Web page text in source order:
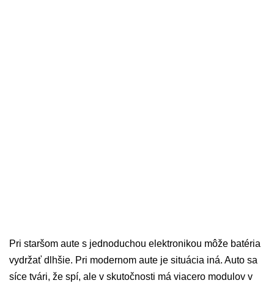
Pri staršom aute s jednoduchou elektronikou môže batéria
vydržať dlhšie. Pri modernom aute je situácia iná. Auto sa
síce tvári, že spí, ale v skutočnosti má viacero modulov v